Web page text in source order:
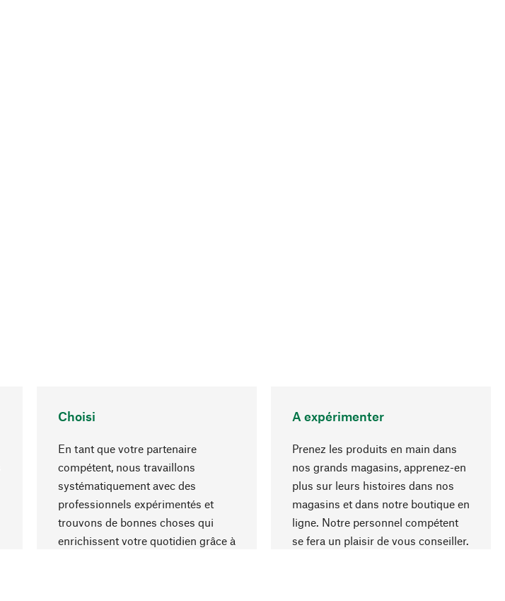
Choisi
En tant que votre partenaire
compétent, nous travaillons
systématiquement avec des
professionnels expérimentés et
trouvons de bonnes choses qui
enrichissent votre quotidien grâce à
A expérimenter
Prenez les produits en main dans
nos grands magasins, apprenez-en
plus sur leurs histoires dans nos
magasins et dans notre boutique en
ligne. Notre personnel compétent
se fera un plaisir de vous conseiller.